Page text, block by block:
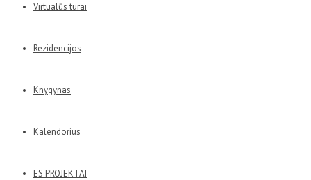
Virtualūs turai
Rezidencijos
Knygynas
Kalendorius
ES PROJEKTAI